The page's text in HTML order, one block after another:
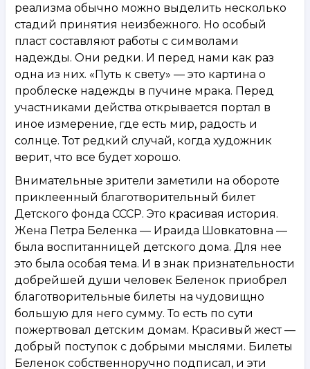
реализма обычно можно выделить несколько
стадий принятия неизбежного. Но особый
пласт составляют работы с символами
надежды. Они редки. И перед нами как раз
одна из них. «Путь к свету» — это картина о
проблеске надежды в пучине мрака. Перед
участниками действа открывается портал в
иное измерение, где есть мир, радость и
солнце. Тот редкий случай, когда художник
верит, что все будет хорошо.
Внимательные зрители заметили на обороте
приклеенный благотворительный билет
Детского фонда СССР. Это красивая история.
Жена Петра Беленка — Ираида Шовкатовна —
была воспитанницей детского дома. Для нее
это была особая тема. И в знак признательности
добрейшей души человек Беленок приобрел
благотворительные билеты на чудовищно
большую для него сумму. То есть по сути
пожертвовал детским домам. Красивый жест —
добрый поступок с добрыми мыслями. Билеты
Беленок собственноручно подписал, и эти